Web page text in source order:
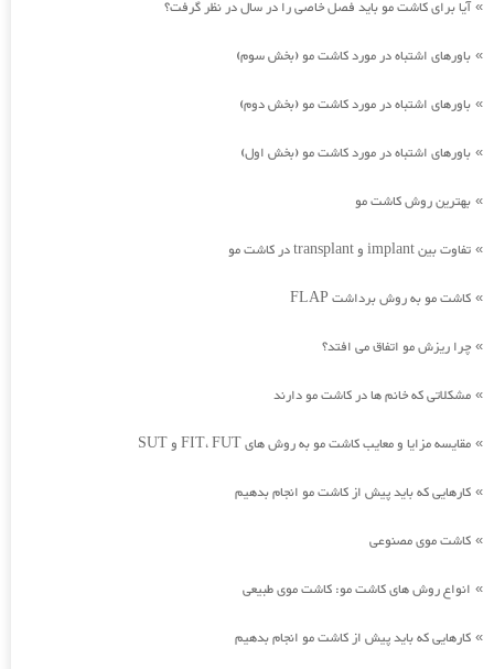
»آیا برای کاشت مو باید فصل خاصی را در سال در نظر گرفت؟
» باورهای اشتباه در مورد کاشت مو (بخش سوم)
» باورهای اشتباه در مورد کاشت مو (بخش دوم)
» باورهای اشتباه در مورد کاشت مو (بخش اول)
» بهترین روش کاشت مو
» تفاوت بین implant و transplant در کاشت مو
» کاشت مو به روش برداشت FLAP
» چرا ریزش مو اتفاق می افتد؟
» مشکلاتی که خانم ها در کاشت مو دارند
» مقایسه مزایا و معایب کاشت مو به روش های FIT، FUT و SUT
» کارهایی که باید پیش از کاشت مو انجام بدهیم
» کاشت موی مصنوعی
» انواع روش های کاشت مو: کاشت موی طبیعی
» کارهایی که باید پیش از کاشت مو انجام بدهیم